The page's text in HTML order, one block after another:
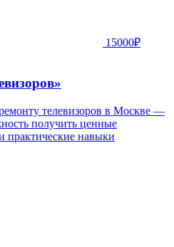
15000₽
телевизоров в Москве —
получить ценные
практические навыки